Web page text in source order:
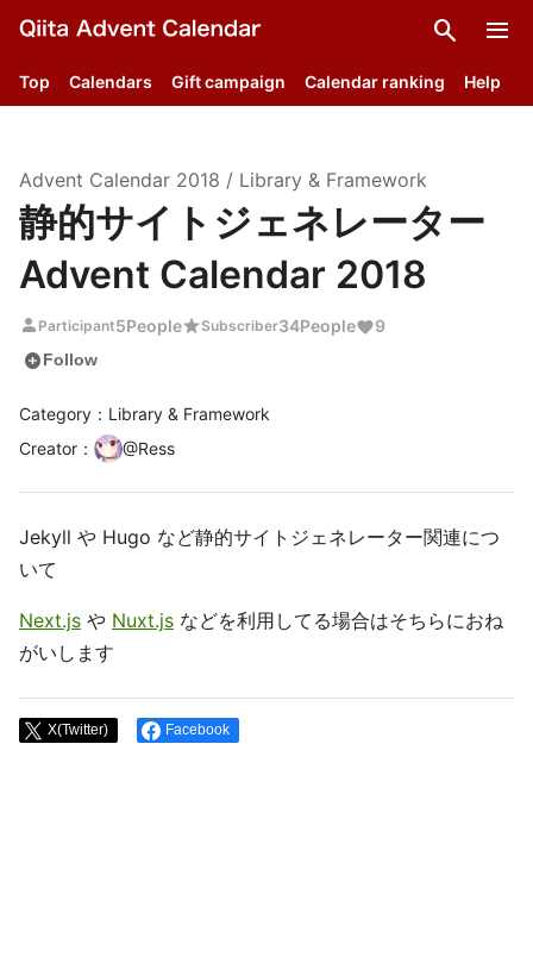
search menu
Top Calendars Gift campaign Calendar ranking Help
Advent Calendar 2018 / Library & Framework
静的サイトジェネレーター
Advent Calendar 2018
person Participant5PeoplestarSubscriber34People 9
add_circleFollow
Category：Library & Framework
Creator ： @Ress
Jekyll や Hugo など静的サイトジェネレーター関連につ
いて
Next.js や Nuxt.js などを利用してる場合はそちらにおね
がいします
X(Twitter) Facebook